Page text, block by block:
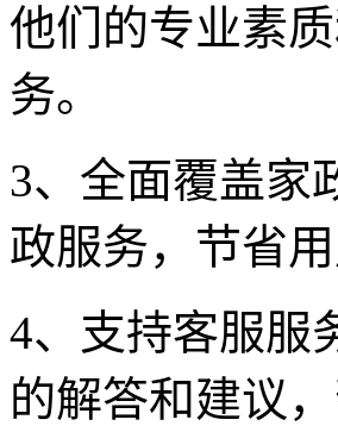
他们的专业素
务。
3、全面覆盖家
政服务，节省
4、支持客服服
的解答和建议